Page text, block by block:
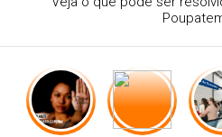
Laser de CO2 Neoxel ganha